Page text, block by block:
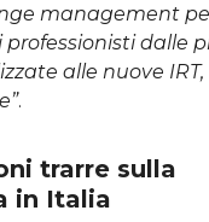
management
professionisti dalle
alle nuove
.
trarre sulla
in Italia